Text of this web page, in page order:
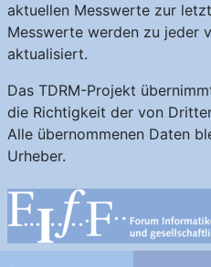
aktuellen Messwerte zur
Messwerte werden zu jeder
aktualisiert.
Das TDRM-Projekt
die Richtigkeit der von
Alle übernommenen Daten
Urheber.